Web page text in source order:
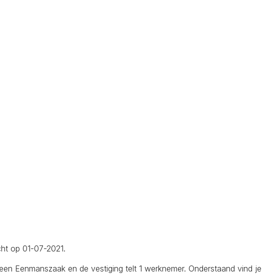
op 01-07-2021.
Eenmanszaak en de vestiging telt 1 werknemer. Onderstaand vind je